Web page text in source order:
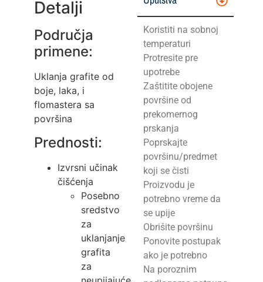
Detalji
Područja
primene:
Uklanja grafite od
boje, laka, i
flomastera sa
površina
Prednosti:
Izvrsni učinak
čišćenja
Posebno
sredstvo
za
uklanjanje
grafita
za
Koristiti na sobnoj
temperaturi
Protresite pre
upotrebe
Zaštitite obojene
površine od
prekomernog
prskanja
Poprskajte
površinu/predmet
koji se čisti
Proizvodu je
potrebno vreme da
se upije
Obrišite površinu
Ponovite postupak
ako je potrebno
Na poroznim